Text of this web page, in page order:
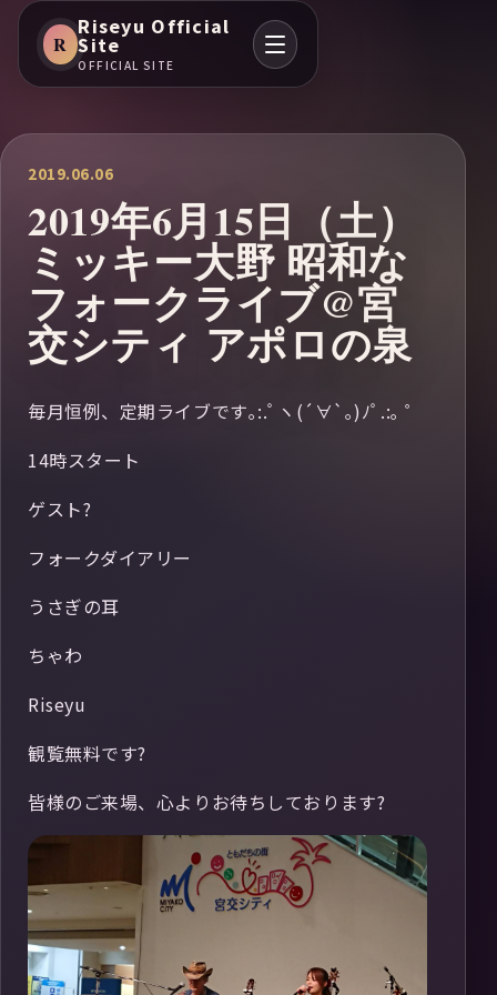
R
Riseyu Official
Site
OFFICIAL SITE
2019.06.06
2019年6月15日（土）
ミッキー大野 昭和な
フォークライブ@宮
交シティ アポロの泉
毎月恒例、定期ライブです｡:.ﾟヽ(´∀`｡)ﾉﾟ.:｡ ゜
14時スタート
ゲスト?
フォークダイアリー
うさぎの耳
ちゃわ
Riseyu
観覧無料です?
皆様のご来場、心よりお待ちしております?